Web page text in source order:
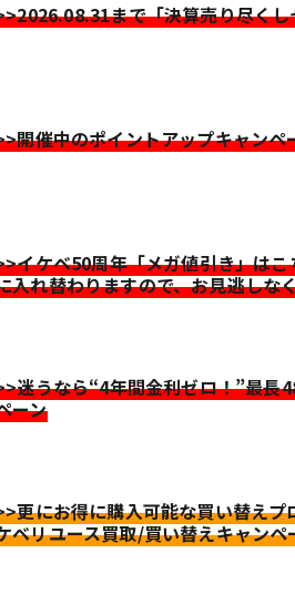
まで「決算売り尽くし
開催中のポイントアップキャンペ
イケベ50周年「メガ値引き」は
入れ替わりますので、お見逃しな
迷うなら“4年間金利ゼロ！”最長
ーン
更にお得に購入可能な買い替えプ
ベリユース買取/買い替えキャンペ